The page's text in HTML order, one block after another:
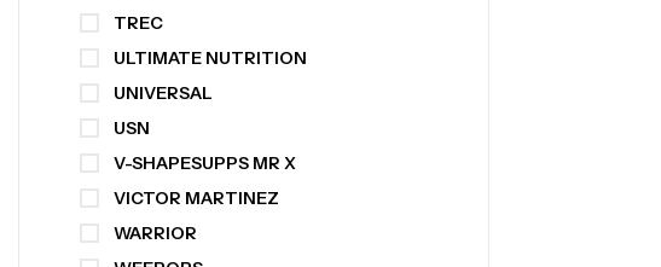
TREC
ULTIMATE NUTRITION
UNIVERSAL
USN
V-SHAPESUPPS MR X
VICTOR MARTINEZ
WARRIOR